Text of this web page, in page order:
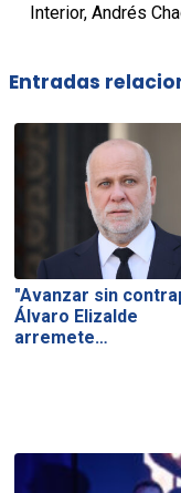
Interior, Andrés
Entradas
"Avanzar sin
Álvaro Elizalde
arremete…